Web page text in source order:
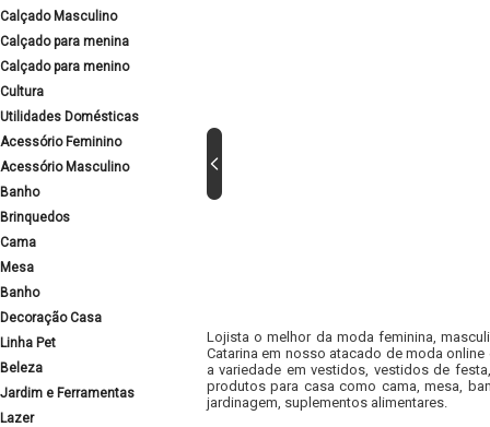
Calçado Masculino
Calçado para menina
Calçado para menino
Cultura
Utilidades Domésticas
Acessório Feminino
Acessório Masculino
Banho
Brinquedos
Cama
Mesa
Banho
Decoração Casa
Linha Pet
Beleza
Jardim e Ferramentas
Lazer
Lojista o melhor da moda feminina,
Catarina em nosso atacado de moda
a variedade em vestidos, vestidos de
produtos para casa como cama, mesa,
jardinagem, suplementos alimentares.